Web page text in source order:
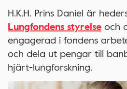
H.K.H. Prins Daniel är
Lungfondens styrelse och
engagerad i fondens
och dela ut pengar till
hjärt-lungforskning.